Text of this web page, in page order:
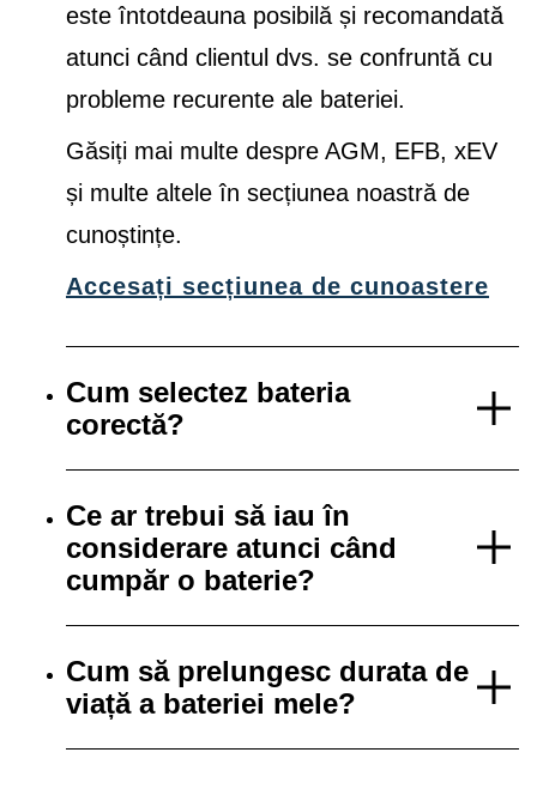
este întotdeauna posibilă și recomandată
atunci când clientul dvs. se confruntă cu
probleme recurente ale bateriei.
Găsiți mai multe despre AGM, EFB, xEV
și multe altele în secțiunea noastră de
cunoștințe.
Accesați secțiunea de cunoastere
Cum selectez bateria
corectă?
Ce ar trebui să iau în
considerare atunci când
cumpăr o baterie?
Cum să prelungesc durata de
viață a bateriei mele?